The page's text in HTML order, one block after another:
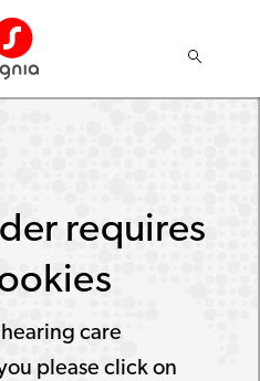
requires
care
please click on